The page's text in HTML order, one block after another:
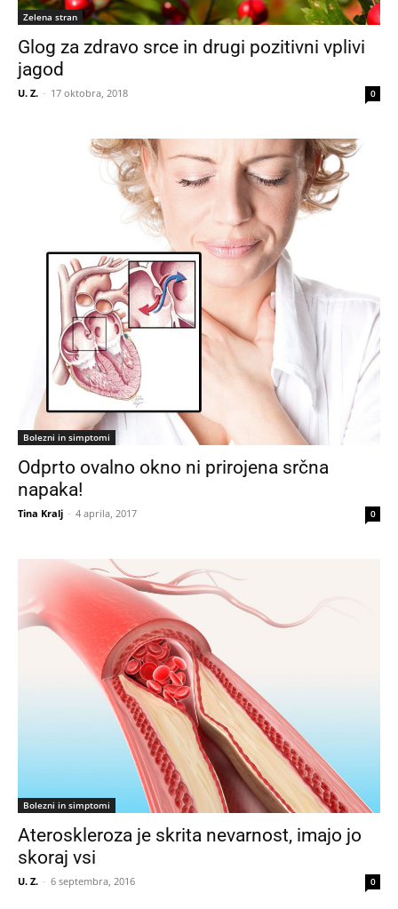
Zelena stran
Glog za zdravo srce in drugi pozitivni vplivi
jagod
U. Z. - 17 oktobra, 2018 0
Bolezni in simptomi
Odprto ovalno okno ni prirojena srčna
napaka!
Tina Kralj - 4 aprila, 2017 0
Bolezni in simptomi
Ateroskleroza je skrita nevarnost, imajo jo
skoraj vsi
U. Z. - 6 septembra, 2016 0